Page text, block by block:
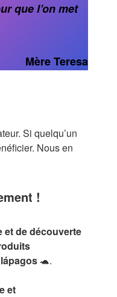
que l’on met
Mère Teresa
Si quelqu’un
Nous en
!
et de découverte
🐢.
et